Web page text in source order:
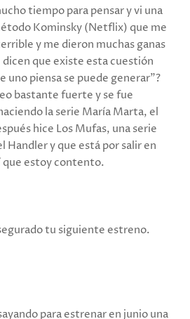
tiempo para pensar y vi una
Kominsky (Netflix) que me
y me dieron muchas ganas
dicen que existe esta cuestión
uno piensa se puede generar"?
bastante fuerte y se fue
la serie María Marta, el
hice Los Mufas, una serie
Handler y que está por salir en
que estoy contento.
tu siguiente estreno.
para estrenar en junio una